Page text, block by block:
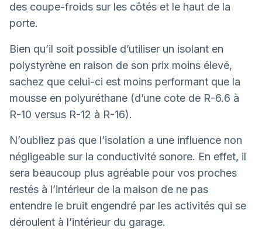
des coupe-froids sur les côtés et le haut de la
porte.
Bien qu’il soit possible d’utiliser un isolant en
polystyrène en raison de son prix moins élevé,
sachez que celui-ci est moins performant que la
mousse en polyuréthane (d’une cote de R-6.6 à
R-10 versus R-12 à R-16).
N’oubliez pas que l’isolation a une influence non
négligeable sur la conductivité sonore. En effet, il
sera beaucoup plus agréable pour vos proches
restés à l’intérieur de la maison de ne pas
entendre le bruit engendré par les activités qui se
déroulent à l’intérieur du garage.